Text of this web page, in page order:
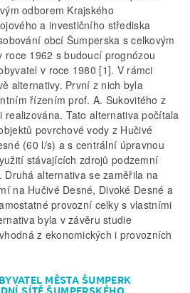
odborem Krajského
a investičního střediska
obcí Šumperska s celkovým
roce 1962 s budoucí prognózou
v roce 1980 [1]. V rámci
alternativy. První z nich byla
řízením prof. A. Sukovitého z
realizována. Tato alternativa počítala
povrchové vody z Hučivé
(60 l/s) a s centrální úpravnou
stávajících zdrojů podzemní
alternativa se zaměřila na
na Hučivé Desné, Divoké Desné a
provozní celky s vlastními
byla v závěru studie
z ekonomických i provozních
MĚSTA ŠUMPERK